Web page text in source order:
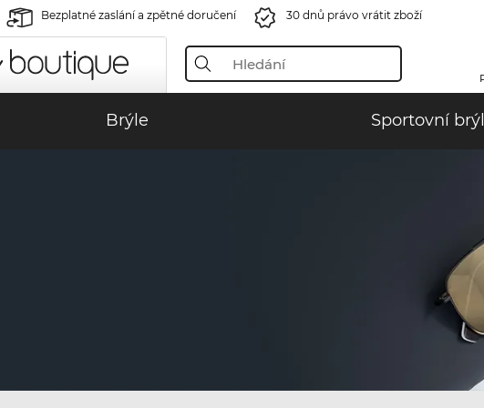
Bezplatné zaslání a zpětné doručení 30 dnů právo vrátit zboží
Brýle Sportovní